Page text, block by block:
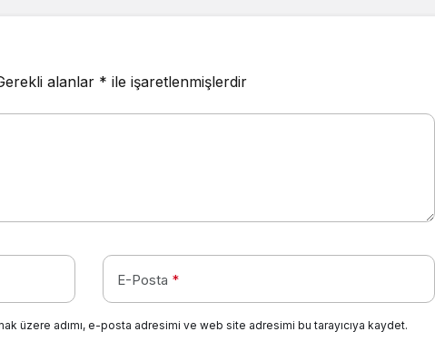
alanlar * ile işaretlenmişlerdir
E-Posta *
üzere adımı, e-posta adresimi ve web site adresimi bu tarayıcıya kaydet.